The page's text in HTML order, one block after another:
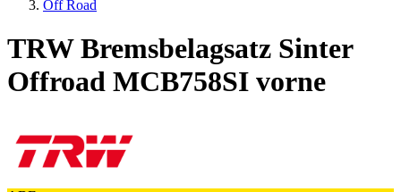
Off Road
TRW Bremsbelagsatz Sinter
Offroad MCB758SI vorne